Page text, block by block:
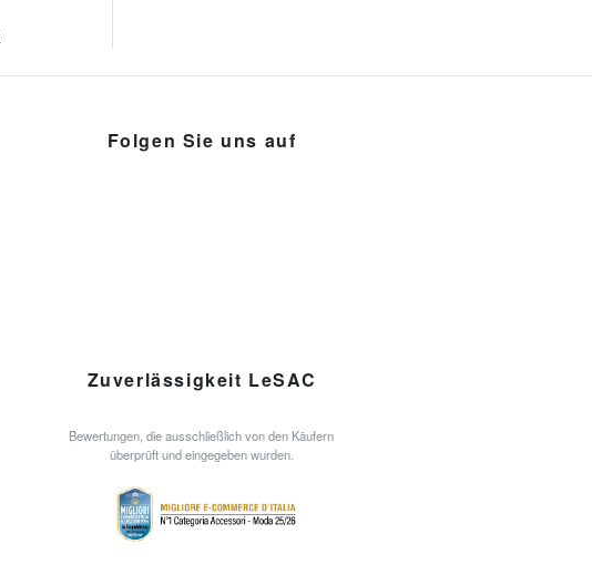
Folgen Sie uns auf
Zuverlässigkeit LeSAC
Bewertungen, die ausschließlich von den Käufern
überprüft und eingegeben wurden.